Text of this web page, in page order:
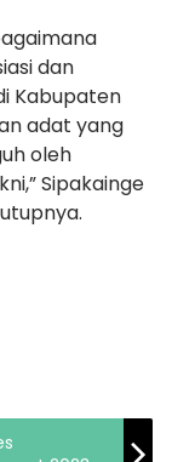
dan
Kabupaten
adat yang
oleh
Sipakainge